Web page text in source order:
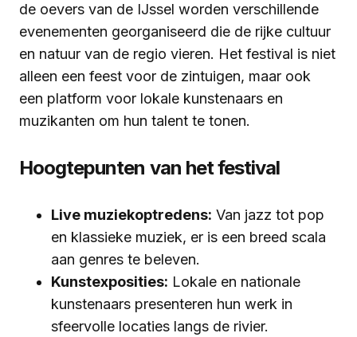
de oevers van de IJssel worden verschillende
evenementen georganiseerd die de rijke cultuur
en natuur van de regio vieren. Het festival is niet
alleen een feest voor de zintuigen, maar ook
een platform voor lokale kunstenaars en
muzikanten om hun talent te tonen.
Hoogtepunten van het festival
Live muziekoptredens: Van jazz tot pop
en klassieke muziek, er is een breed scala
aan genres te beleven.
Kunstexposities: Lokale en nationale
kunstenaars presenteren hun werk in
sfeervolle locaties langs de rivier.